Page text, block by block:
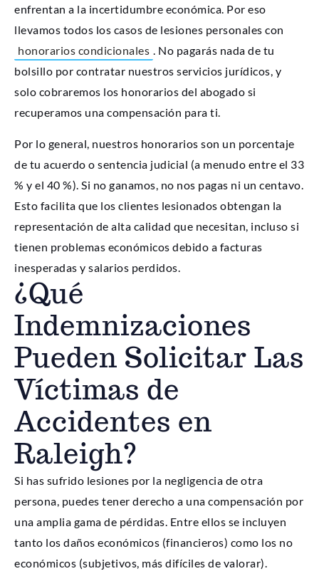
enfrentan a la incertidumbre económica. Por eso
llevamos todos los casos de lesiones personales con
honorarios condicionales . No pagarás nada de tu
bolsillo por contratar nuestros servicios jurídicos, y
solo cobraremos los honorarios del abogado si
recuperamos una compensación para ti.
Por lo general, nuestros honorarios son un porcentaje
de tu acuerdo o sentencia judicial (a menudo entre el 33
% y el 40 %). Si no ganamos, no nos pagas ni un centavo.
Esto facilita que los clientes lesionados obtengan la
representación de alta calidad que necesitan, incluso si
tienen problemas económicos debido a facturas
inesperadas y salarios perdidos.
¿Qué
Indemnizaciones
Pueden Solicitar Las
Víctimas de
Accidentes en
Raleigh?
Si has sufrido lesiones por la negligencia de otra
persona, puedes tener derecho a una compensación por
una amplia gama de pérdidas. Entre ellos se incluyen
tanto los daños económicos (financieros) como los no
económicos (subjetivos, más difíciles de valorar).